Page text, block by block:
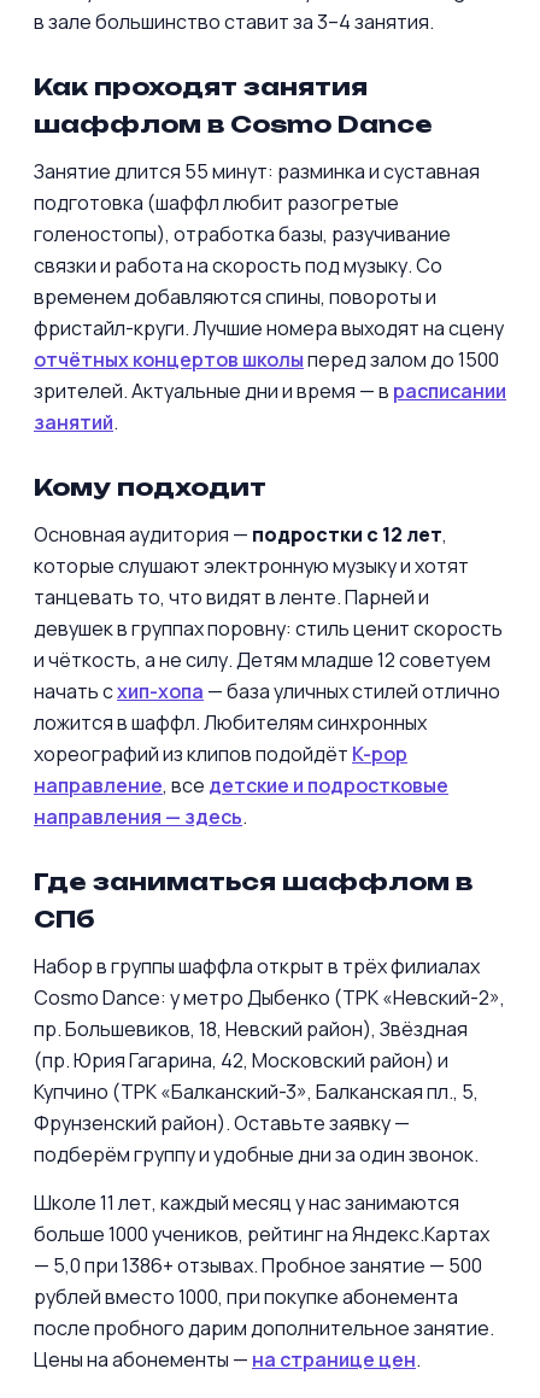
в зале большинство ставит за 3–4 занятия.
Как проходят занятия
шаффлом в Cosmo Dance
Занятие длится 55 минут: разминка и суставная
подготовка (шаффл любит разогретые
голеностопы), отработка базы, разучивание
связки и работа на скорость под музыку. Со
временем добавляются спины, повороты и
фристайл-круги. Лучшие номера выходят на сцену
отчётных концертов школыперед залом до 1500
зрителей. Актуальные дни и время — в расписании
занятий.
Кому подходит
Основная аудитория — подростки с 12 лет,
которые слушают электронную музыку и хотят
танцевать то, что видят в ленте. Парней и
девушек в группах поровну: стиль ценит скорость
и чёткость, а не силу. Детям младше 12 советуем
начать схип-хопа — база уличных стилей отлично
ложится в шаффл. Любителям синхронных
хореографий из клипов подойдёт K-pop
направление, все детские и подростковые
направления — здесь.
Где заниматься шаффлом в
СПб
Набор в группы шаффла открыт в трёх филиалах
Cosmo Dance: у метро Дыбенко (ТРК «Невский-2»,
пр. Большевиков, 18, Невский район), Звёздная
(пр. Юрия Гагарина, 42, Московский район) и
Купчино (ТРК «Балканский-3», Балканская пл., 5,
Фрунзенский район). Оставьте заявку —
подберём группу и удобные дни за один звонок.
Школе 11 лет, каждый месяц у нас занимаются
больше 1000 учеников, рейтинг на Яндекс.Картах
— 5,0 при 1386+ отзывах. Пробное занятие — 500
рублей вместо 1000, при покупке абонемента
после пробного дарим дополнительное занятие.
Цены на абонементы — на странице цен.